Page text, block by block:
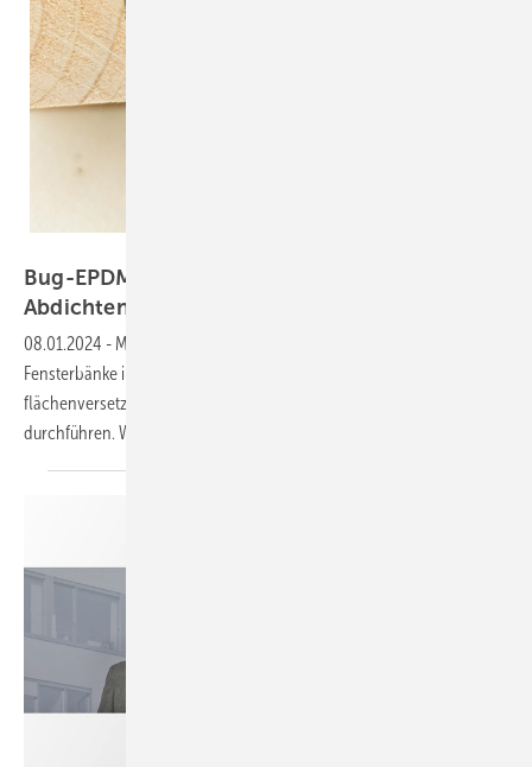
Bug-EPDM-Anschraubdichtung für sicheres
Abdichten der
08.01.2024 - Montagebetriebe können eine EPDM-Dichtung für
Fensterbänke in wenigen Schritten schnell und einfach sowohl beim
flächenversetzten als auch beim flächenbündigen Einbau
durchführen. Wir zeigen im Praxistipp, wie das